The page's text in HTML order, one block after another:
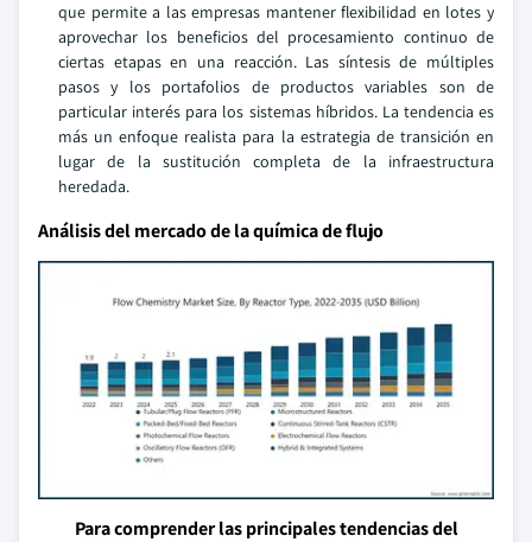
que permite a las empresas mantener flexibilidad en lotes y
aprovechar los beneficios del procesamiento continuo de
ciertas etapas en una reacción. Las síntesis de múltiples
pasos y los portafolios de productos variables son de
particular interés para los sistemas híbridos. La tendencia es
más un enfoque realista para la estrategia de transición en
lugar de la sustitución completa de la infraestructura
heredada.
Análisis del mercado de la química de flujo
Para comprender las principales tendencias del